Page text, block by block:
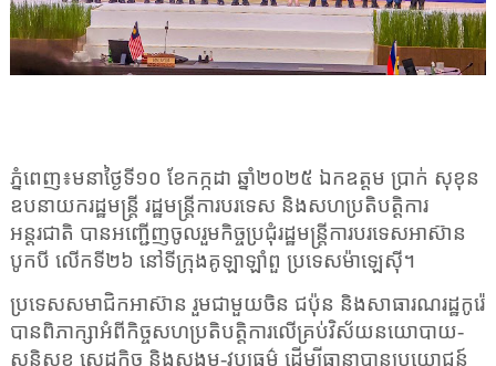
ភ្នំពេញ៖មនាថ្ងៃទី១០ ខែកក្កដា ឆ្នាំ២០២៥ ឯកឧត្តម ប្រាក់ សុខុន
ឧបនាយករដ្ឋមន្ត្រី រដ្ឋមន្ត្រីការបរទេស និងសហប្រតិបត្តិការ
អន្តរជាតិ បានអញ្ជើញចូលរួមកិច្ចប្រជុំរដ្ឋមន្ត្រីការបរទេសអាស៊ាន
បូកបី លើកទី២៦ នៅទីក្រុងគូឡាឡាំពួ ប្រទេសម៉ាឡេស៊ី។
ប្រទេសសមាជិកអាស៊ាន រួមជាមួយចិន ជប៉ុន និងសាធារណរដ្ឋកូរ៉េ
បានពិភាក្សាអំពីកិច្ចសហប្រតិបត្តិការលើគ្រប់វិស័យនយោបាយ-
សន្តិសុខ សេដ្ឋកិច្ច និងសង្គម-វប្បធម៌ ដើម្បីធានាបានប្រយោជន៍